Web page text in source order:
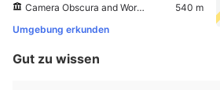
Camera Obscura and World of Illusions
540 m
Umgebung erkunden
Gut zu wissen